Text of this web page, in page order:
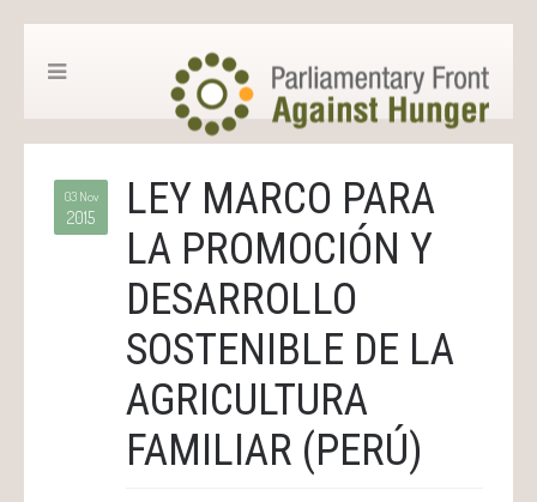
03 Nov
2015
LEY MARCO PARA
LA PROMOCIÓN Y
DESARROLLO
SOSTENIBLE DE LA
AGRICULTURA
FAMILIAR (PERÚ)